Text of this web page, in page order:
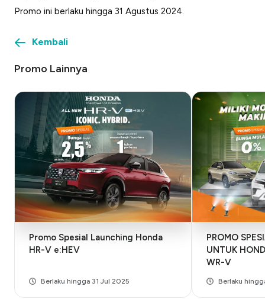
Promo ini berlaku hingga 31 Agustus 2024.
Kembali
Promo Lainnya
Promo Spesial Launching Honda
HR-V e:HEV
Berlaku hingga 31 Jul 2025
PROMO
UNTUK
WR-V
Berlaku